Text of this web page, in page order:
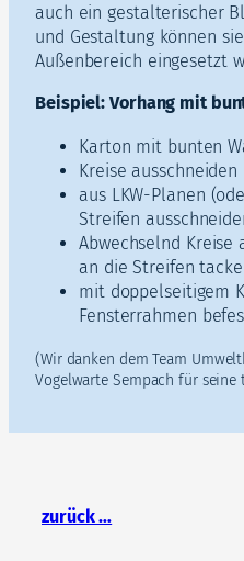
auch ein gestalterischer
und Gestaltung können
Außenbereich eingesetzt
Beispiel: Vorhang mit
Karton mit bunten
Kreise
aus LKW-Planen
Streifen
Abwechselnd Kreise
an die Streifen
mit doppelseitigem
Fensterrahmen
(Wir danken dem Team
Vogelwarte Sempach für
zurück …